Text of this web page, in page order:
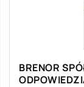
BRENOR